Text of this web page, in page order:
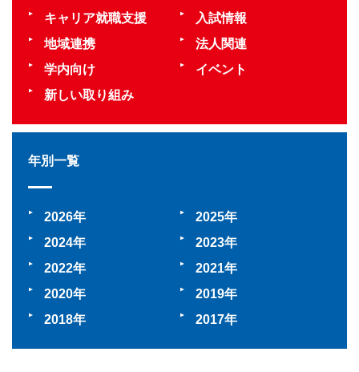
キャリア就職支援
入試情報
地域連携
法人関連
学内向け
イベント
新しい取り組み
年別一覧
2026
2025
2024
2023
2022
2021
2020
2019
2018
2017